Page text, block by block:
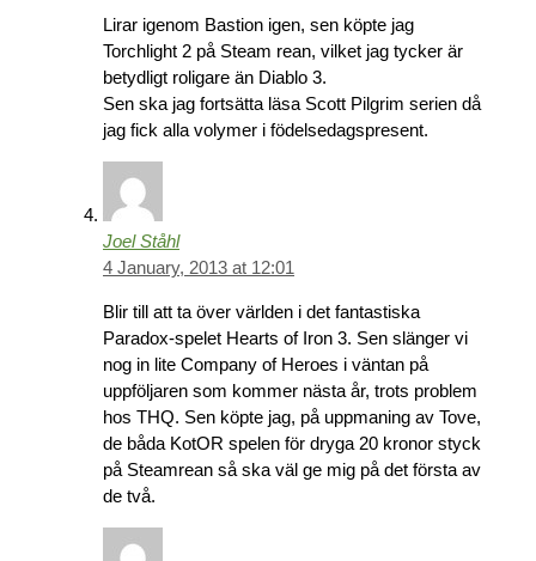
Lirar igenom Bastion igen, sen köpte jag
Torchlight 2 på Steam rean, vilket jag tycker är
betydligt roligare än Diablo 3.
Sen ska jag fortsätta läsa Scott Pilgrim serien då
jag fick alla volymer i födelsedagspresent.
Joel Ståhl
4 January, 2013 at 12:01
Blir till att ta över världen i det fantastiska
Paradox-spelet Hearts of Iron 3. Sen slänger vi
nog in lite Company of Heroes i väntan på
uppföljaren som kommer nästa år, trots problem
hos THQ. Sen köpte jag, på uppmaning av Tove,
de båda KotOR spelen för dryga 20 kronor styck
på Steamrean så ska väl ge mig på det första av
de två.